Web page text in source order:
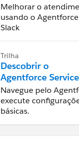
Melhorar o
usando o
Slack
Trilha
Descobrir o
Agentforce Service
Navegue pelo
execute
básicas.